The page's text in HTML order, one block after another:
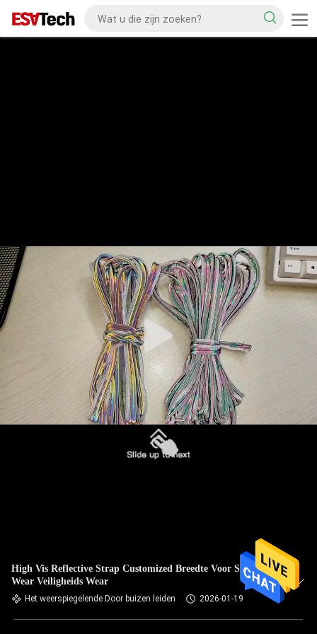
High Vis Reflective Strap Customized Breedte Voor Sport
Wear Veiligheids Wear
Het weerspiegelende Door buizen leiden 2026-01-19